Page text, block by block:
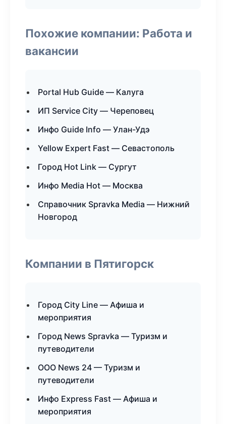
Похожие компании: Работа и
вакансии
Portal Hub Guide — Калуга
ИП Service City — Череповец
Инфо Guide Info — Улан-Удэ
Yellow Expert Fast — Севастополь
Город Hot Link — Сургут
Инфо Media Hot — Москва
Справочник Spravka Media — Нижний
Новгород
Компании в Пятигорск
Город City Line — Афиша и
мероприятия
Город News Spravka — Туризм и
путеводители
ООО News 24 — Туризм и
путеводители
Инфо Express Fast — Афиша и
мероприятия